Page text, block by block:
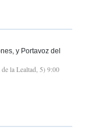
y Portavoz del
la Lealtad, 5) 9:00